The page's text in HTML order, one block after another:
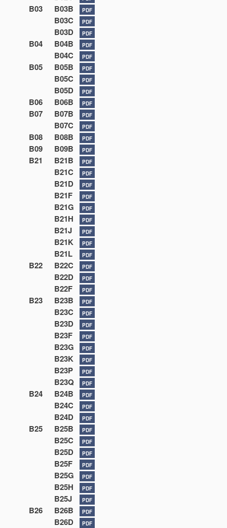
B03 B03B PDF
B03C PDF
B03D PDF
B04 B04B PDF
B04C PDF
B05 B05B PDF
B05C PDF
B05D PDF
B06 B06B PDF
B07 B07B PDF
B07C PDF
B08 B08B PDF
B09 B09B PDF
B21 B21B PDF
B21C PDF
B21D PDF
B21F PDF
B21G PDF
B21H PDF
B21J PDF
B21K PDF
B21L PDF
B22 B22C PDF
B22D PDF
B22F PDF
B23 B23B PDF
B23C PDF
B23D PDF
B23F PDF
B23G PDF
B23K PDF
B23P PDF
B23Q PDF
B24 B24B PDF
B24C PDF
B24D PDF
B25 B25B PDF
B25C PDF
B25D PDF
B25F PDF
B25G PDF
B25H PDF
B25J PDF
B26 B26B PDF
B26D PDF